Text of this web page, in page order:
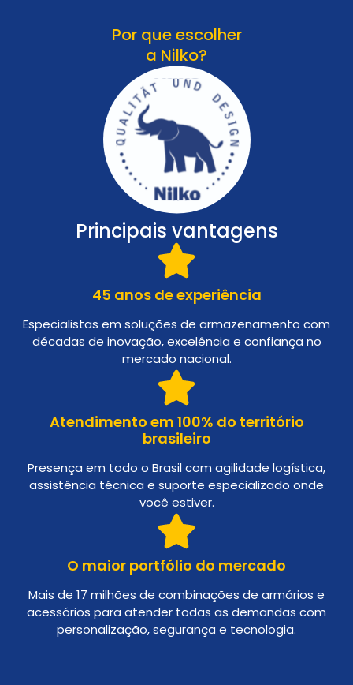
Por que escolher
a Nilko?
Principais vantagens
45 anos de experiência
Especialistas em soluções de armazenamento com
décadas de inovação, excelência e confiança no
mercado nacional.
Atendimento em 100% do território
brasileiro
Presença em todo o Brasil com agilidade logística,
assistência técnica e suporte especializado onde
você estiver.
O maior portfólio do mercado
Mais de 17 milhões de combinações de armários e
acessórios para atender todas as demandas com
personalização, segurança e tecnologia.